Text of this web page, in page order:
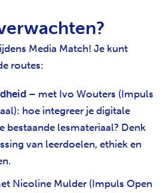
Media Match! Je kunt
routes:
– met Ivo Wouters (Impuls
): hoe integreer je digitale
bestaande lesmateriaal? Denk
van leerdoelen, ethiek en
Nicoline Mulder (Impuls Open